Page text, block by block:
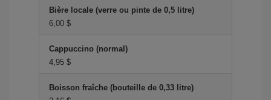
Bière locale (verre ou pinte de 0,5 litre)
6,00 $
Cappuccino (normal)
4,95 $
Boisson fraîche (bouteille de 0,33 litre)